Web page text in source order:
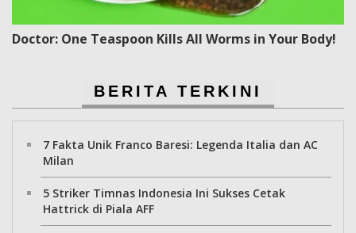
Doctor: One Teaspoon Kills All Worms in Your Body!
BERITA TERKINI
7 Fakta Unik Franco Baresi: Legenda Italia dan AC
Milan
5 Striker Timnas Indonesia Ini Sukses Cetak
Hattrick di Piala AFF